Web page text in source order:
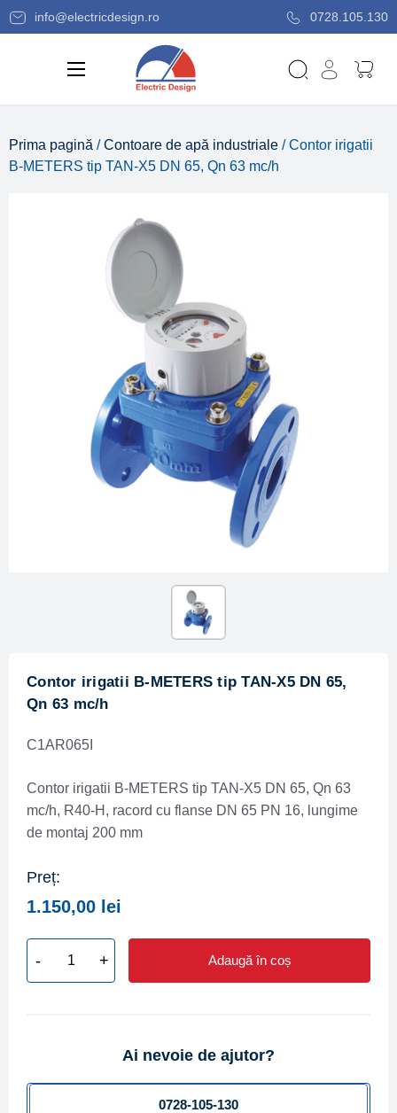
info@electricdesign.ro 0728.105.130
Prima pagină /Contoare de apă industriale / Contor irigatii
B-METERS tip TAN-X5 DN 65, Qn 63 mc/h
Contor irigatii B-METERS tip TAN-X5 DN 65,
Qn 63 mc/h
C1AR065I
Contor irigatii B-METERS tip TAN-X5 DN 65, Qn 63
mc/h, R40-H, racord cu flanse DN 65 PN 16, lungime
de montaj 200 mm
Preț:
1.150,00 lei
-
Cantitate
tip
+ Adaugă în coș
Ai nevoie de ajutor?
0728-105-130